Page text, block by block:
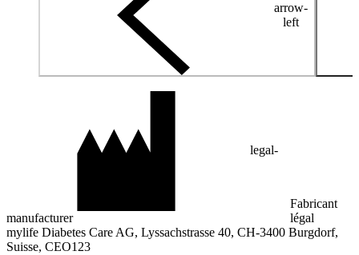
arrow-
left
legal-
manufacturer
Fabricant
légal
mylife Diabetes Care AG, Lyssachstrasse 40, CH-3400 Burgdorf,
Suisse, CEO123